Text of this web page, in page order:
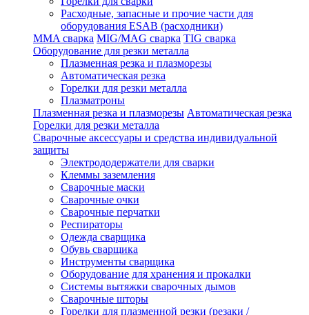
Расходные, запасные и прочие части для
оборудования ESAB (расходники)
MMA сварка MIG/MAG сварка TIG сварка
Оборудование для резки металла
Плазменная резка и плазморезы
Автоматическая резка
Горелки для резки металла
Плазматроны
Плазменная резка и плазморезы Автоматическая резка
Горелки для резки металла
Сварочные аксессуары и средства индивидуальной
защиты
Электрододержатели для сварки
Клеммы заземления
Сварочные маски
Сварочные очки
Сварочные перчатки
Респираторы
Одежда сварщика
Обувь сварщика
Инструменты сварщика
Оборудование для хранения и прокалки
Системы вытяжки сварочных дымов
Сварочные шторы
Горелки для плазменной резки (резаки /